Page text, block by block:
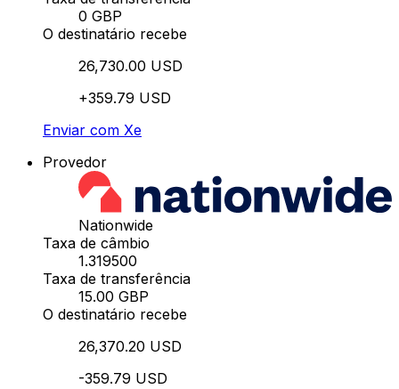
0 GBP
O destinatário recebe
26,730.00 USD
+359.79 USD
Enviar com Xe
Provedor
Nationwide
Taxa de câmbio
1.319500
Taxa de transferência
15.00 GBP
O destinatário recebe
26,370.20 USD
-359.79 USD